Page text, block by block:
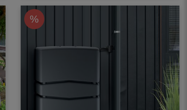
%